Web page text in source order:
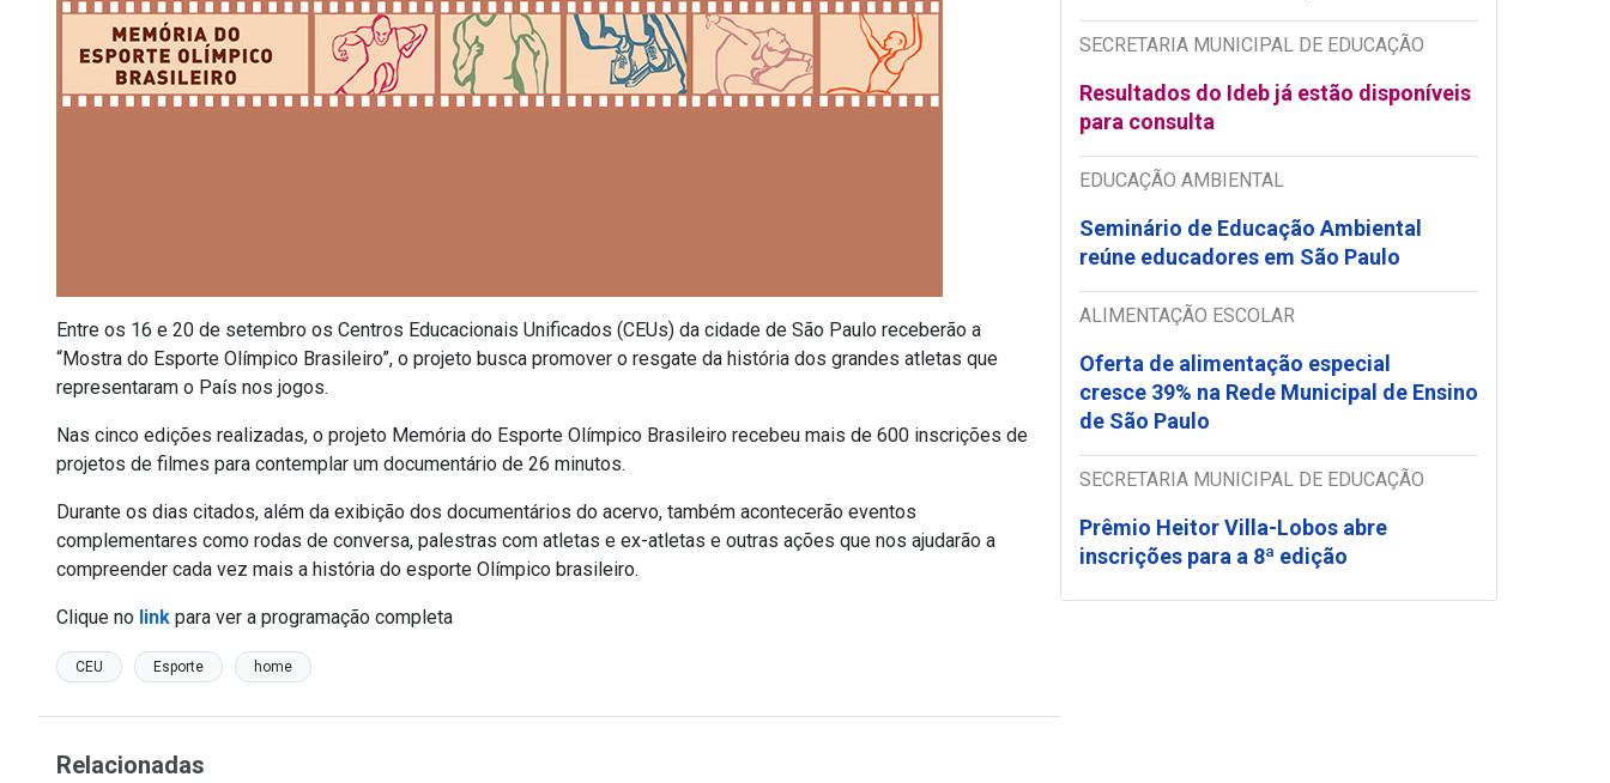
Entre os 16 e 20 de setembro os Centros Educacionais Unificados (CEUs) da cidade de São Paulo receberão a
“Mostra do Esporte Olímpico Brasileiro”, o projeto busca promover o resgate da história dos grandes atletas que
representaram o País nos jogos.
Nas cinco edições realizadas, o projeto Memória do Esporte Olímpico Brasileiro recebeu mais de 600 inscrições de
projetos de filmes para contemplar um documentário de 26 minutos.
Durante os dias citados, além da exibição dos documentários do acervo, também acontecerão eventos
complementares como rodas de conversa, palestras com atletas e ex-atletas e outras ações que nos ajudarão a
compreender cada vez mais a história do esporte Olímpico brasileiro.
Clique no link para ver a programação completa
CEU Esporte home
SECRETARIA MUNICIPAL DE EDUCAÇÃO
Resultados do Ideb já estão disponíveis
para consulta
EDUCAÇÃO AMBIENTAL
Seminário de Educação Ambiental
reúne educadores em São Paulo
ALIMENTAÇÃO ESCOLAR
Oferta de alimentação especial
cresce 39% na Rede Municipal de Ensino
de São Paulo
SECRETARIA MUNICIPAL DE EDUCAÇÃO
Prêmio Heitor Villa-Lobos abre
inscrições para a 8ª edição
Relacionadas